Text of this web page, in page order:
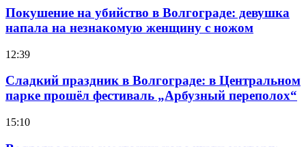
Покушение на убийство в Волгограде: девушка
напала на незнакомую женщину с ножом
12:39
Сладкий праздник в Волгограде: в Центральном
парке прошёл фестиваль „Арбузный переполох“
15:10